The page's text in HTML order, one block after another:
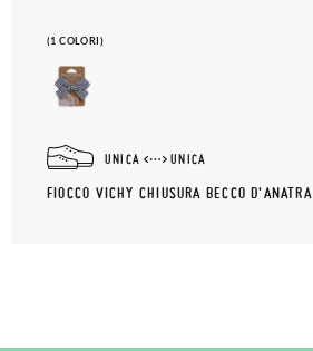
(1 COLORI)
UNICA UNICA
FIOCCO VICHY CHIUSURA BECCO D'ANATRA